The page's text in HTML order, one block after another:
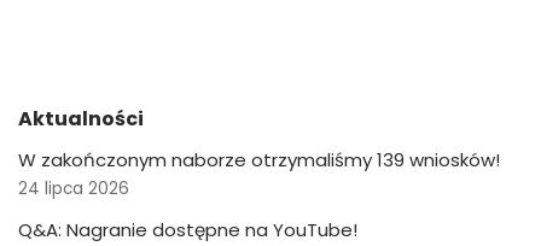
Aktualności
W zakończonym naborze otrzymaliśmy 139 wniosków!
24 lipca 2026
Q&A: Nagranie dostępne na YouTube!